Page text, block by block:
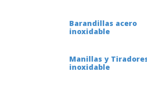
Barandillas acero
inoxidable
Manillas y
inoxidable